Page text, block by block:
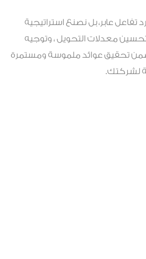
عابر، بل نصنع استراتيجية
معدلات التحويل ، وتوجيه
يضمن تحقيق عوائد ملموسة ومستمرة
لشركتك.